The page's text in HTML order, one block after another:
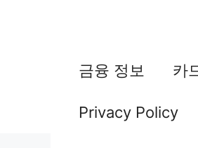
금융 정보 카
Privacy Policy